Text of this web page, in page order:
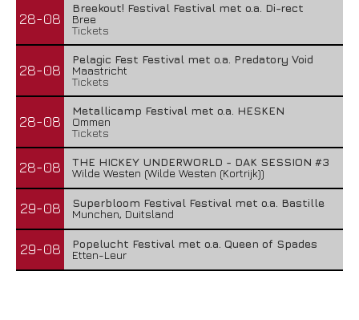
28-08
Breekout! Festival Festival met o.a. Di-rect
Bree
Tickets
28-08
Pelagic Fest Festival met o.a. Predatory Void
Maastricht
Tickets
28-08
Metallicamp Festival met o.a. HESKEN
Ommen
Tickets
28-08
THE HICKEY UNDERWORLD - DAK SESSION #3
Wilde Westen (Wilde Westen (Kortrijk))
29-08
Superbloom Festival Festival met o.a. Bastille
Munchen, Duitsland
29-08
Popelucht Festival met o.a. Queen of Spades
Etten-Leur